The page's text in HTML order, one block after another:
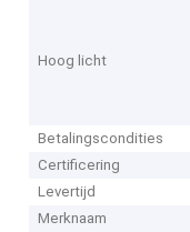
Hoog licht
Betalingscondities
Certificering
Levertijd
Merknaam